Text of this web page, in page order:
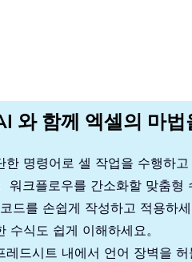
와 함께 엑셀의 마
한 명령어로 셀 작업을 수행하
워크플로우를 간소화할 맞춤형
드를 손쉽게 작성하고 적용하세
수식도 쉽게 이해하세요。
레드시트 내에서 언어 장벽을 허